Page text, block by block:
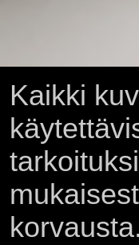
Kaikki